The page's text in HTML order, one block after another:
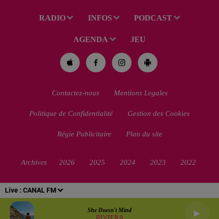
Live : CANAL FM
She Doesn't Mind
RADIO INFOS PODCAST
AGENDA JEU
Contactez-nous Mentions Legales
Politique de Confidentialité Gestion des Cookies
Régie Publicitaire Plan du site
Archives 2026 2025 2024 2023 2022